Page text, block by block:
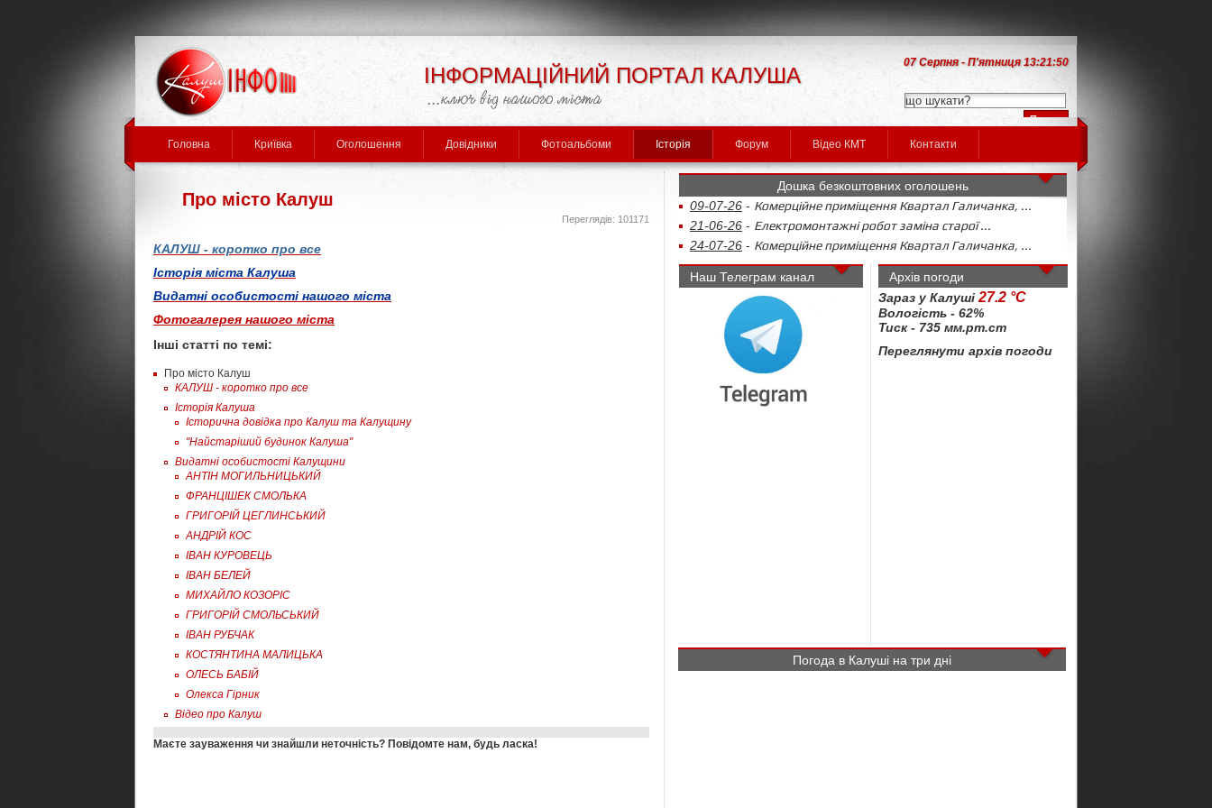
ІНФОРМАЦІЙНИЙ ПОРТАЛ КАЛУША
07 Серпня - П'ятниця 13:21:50
Головна Криївка Оголошення Довідники Фотоальбоми Історія Форум Відео КМТ Контакти
Про місто Калуш
Переглядів: 101171
КАЛУШ - коротко про все
Історія міста Калуша
Видатні особистості нашого міста
Фотогалерея нашого міста
Інші статті по темі:
Про місто Калуш
КАЛУШ - коротко про все
Історія Калуша
Історична довідка про Калуш та Калущину
"Найстаріший будинок Калуша"
Видатні особистості Калущини
АНТІН МОГИЛЬНИЦЬКИЙ
ФРАНЦІШЕК СМОЛЬКА
ГРИГОРІЙ ЦЕГЛИНСЬКИЙ
АНДРІЙ КОС
ІВАН КУРОВЕЦЬ
ІВАН БЕЛЕЙ
МИХАЙЛО КОЗОРІС
ГРИГОРІЙ СМОЛЬСЬКИЙ
ІВАН РУБЧАК
КОСТЯНТИНА МАЛИЦЬКА
ОЛЕСЬ БАБІЙ
Олекса Гірник
Відео про Калуш
Маєте зауваження чи знайшли неточність? Повідомте нам, будь ласка!
Дошка безкоштовних оголошень
09-07-26 - Комерційне приміщення Квартал Галичанка, ...
21-06-26 - Електромонтажні робот заміна старої ...
24-07-26 - Комерційне приміщення Квартал Галичанка, ...
Наш Телеграм канал
Архів погоди
Зараз у Калуші 27.2 °C
Вологість - 62%
Тиск - 735 мм.рт.ст
Переглянути архів погоди
Погода в Калуші на три дні